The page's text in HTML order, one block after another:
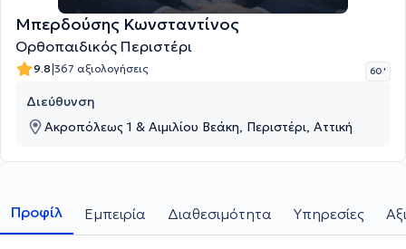
Μπερδούσης Κωνσταντίνος
Ορθοπαιδικός Περιστέρι
9.8|367 αξιολογήσεις 60 '
Διεύθυνση
Ακροπόλεως 1 & Αιμιλίου Βεάκη, Περιστέρι, Αττική
Προφίλ Εμπειρία Διαθεσιμότητα Υπηρεσίες